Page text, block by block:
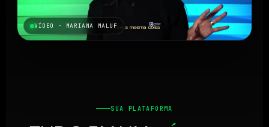
VÍDEO · MARIANA MALUF
SUA PLATAFORMA